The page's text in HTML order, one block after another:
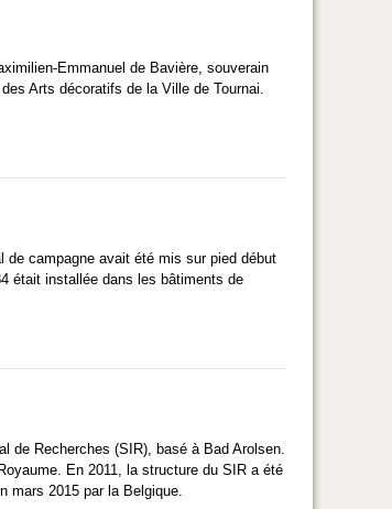
Emmanuel de Bavière, souverain
Arts décoratifs de la Ville de Tournai.
de campagne avait été mis sur pied début
était installée dans les bâtiments de
de Recherches (SIR), basé à Bad Arolsen.
En 2011, la structure du SIR a été
mars 2015 par la Belgique.